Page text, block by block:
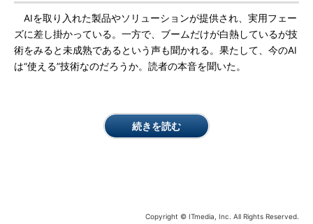
AIを取り入れた製品やソリューションが提供され、実用フェー
ズに差し掛かっている。一方で、ブームだけが白熱しているが技
術をみると未成熟であるという声も聞かれる。果たして、今のAI
は“使える”技術なのだろうか。読者の本音を聞いた。
続きを読む
Copyright © ITmedia, Inc. All Rights Reserved.